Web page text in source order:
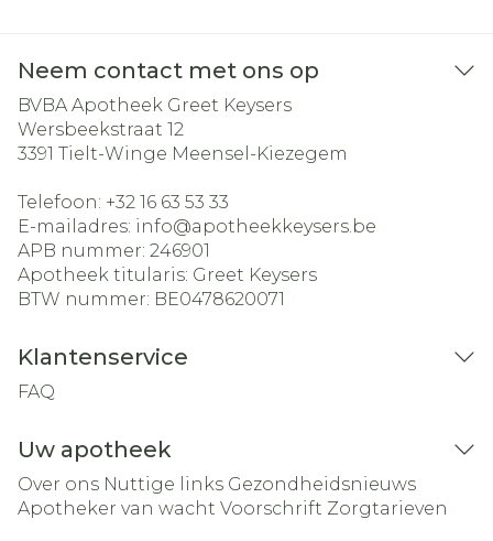
Neem contact met ons op
BVBA Apotheek Greet Keysers
Wersbeekstraat 12
3391 Tielt-Winge Meensel-Kiezegem
Telefoon: +32 16 63 53 33
E-mailadres: info@apotheekkeysers.be
APB nummer: 246901
Apotheek titularis: Greet Keysers
BTW nummer: BE0478620071
Klantenservice
FAQ
Uw apotheek
Over ons Nuttige links Gezondheidsnieuws
Apotheker van wacht Voorschrift Zorgtarieven